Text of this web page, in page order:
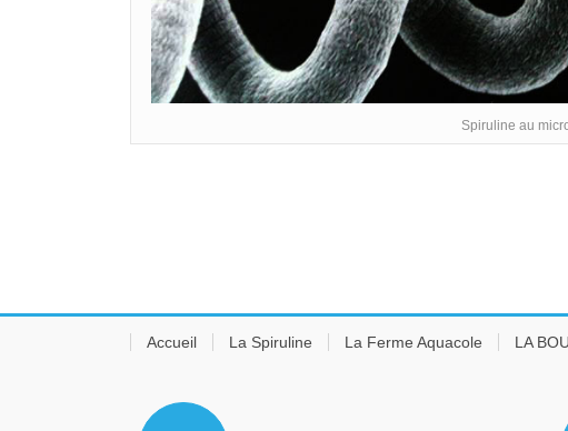
Spiruline au
Accueil La Spiruline La Ferme Aquacole LA